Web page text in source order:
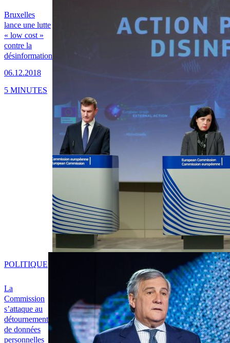
Bruxelles
lance une lutte
« low cost »
contre la
désinformation
06.12.2018
5 MINUTES
La
Commission
s’attaque au
détournement
de données
personnelles
POLITIQUE